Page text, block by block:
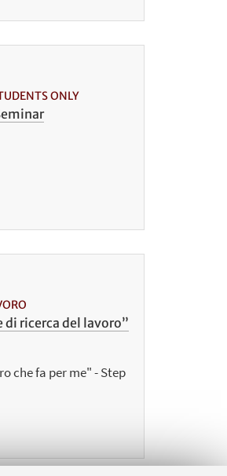
ONLY
ricerca del lavoro”
che fa per me" - Step